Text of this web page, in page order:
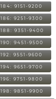
184: 9151-9200
186: 9251-9300
188: 9351-9400
190: 9451-9500
192: 9551-9600
194: 9651-9700
196: 9751-9800
198: 9851-9900